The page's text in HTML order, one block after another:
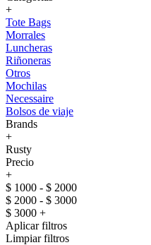
+
Tote Bags
Morrales
Luncheras
Riñoneras
Otros
Mochilas
Necessaire
Bolsos de viaje
Brands
+
Rusty
Precio
+
$ 1000 - $ 2000
$ 2000 - $ 3000
$ 3000 +
Aplicar filtros
Limpiar filtros